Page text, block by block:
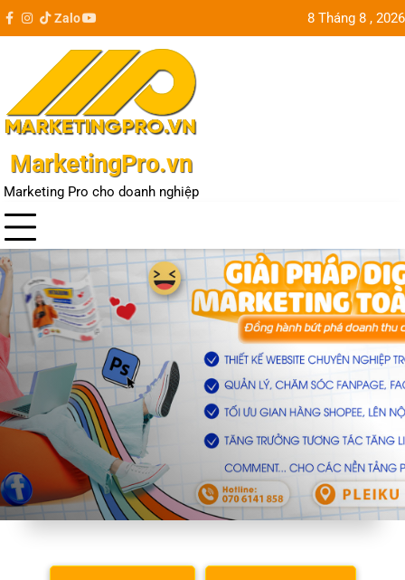
Skip
facebook
instagram
tiktok
Zalo
youtube 8 Tháng 8 , 2026
MarketingPro.vn
Marketing Pro cho doanh nghiệp